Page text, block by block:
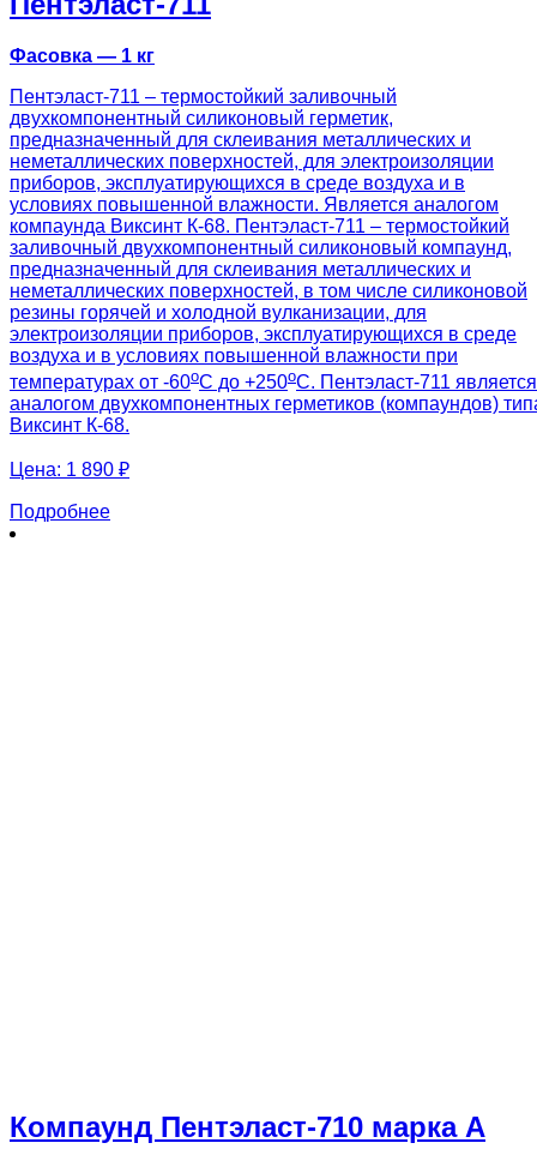
Фасовка — 1 кг
Пентэласт-711 – термостойкий заливочный
двухкомпонентный силиконовый герметик,
предназначенный для склеивания металлических и
неметаллических поверхностей, для электроизоляции
приборов, эксплуатирующихся в среде воздуха и в
условиях повышенной влажности. Является аналогом
компаунда Виксинт К-68. Пентэласт-711 – термостойкий
заливочный двухкомпонентный силиконовый компаунд,
предназначенный для склеивания металлических и
неметаллических поверхностей, в том числе силиконовой
резины горячей и холодной вулканизации, для
электроизоляции приборов, эксплуатирующихся в среде
воздуха и в условиях повышенной влажности при
температурах от -60оС до +250оС. Пентэласт-711 является
аналогом двухкомпонентных герметиков (компаундов)
Виксинт К-68.
Цена: 1 890 ₽
Подробнее
Компаунд Пентэласт-710 марка А